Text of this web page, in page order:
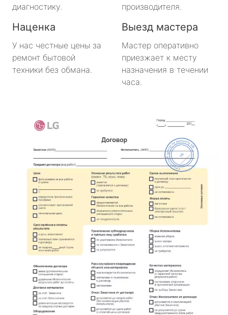
диагностику.
производителя.
Наценка
У нас честные цены за
ремонт бытовой
техники без обмана.
Выезд мастера
Мастер оперативно
приезжает к месту
назначения в течении
часа.